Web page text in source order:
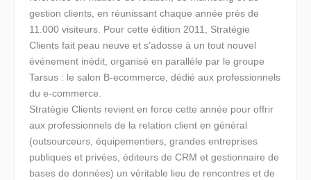
gestion clients, en réunissant chaque année près de
11.000 visiteurs. Pour cette édition 2011, Stratégie
Clients fait peau neuve et s’adosse à un tout nouvel
événement inédit, organisé en parallèle par le groupe
Tarsus : le salon B-ecommerce, dédié aux professionnels
du e-commerce.
Stratégie Clients revient en force cette année pour offrir
aux professionnels de la relation client en général
(outsourceurs, équipementiers, grandes entreprises
publiques et privées, éditeurs de CRM et gestionnaire de
bases de données) un véritable lieu de rencontres et de